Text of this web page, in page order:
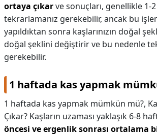
ortaya çıkarve sonuçları, genellikle 1-
tekrarlamanız gerekebilir, ancak bu
yapıldıktan sonra kaşlarınızın doğal
doğal şeklini değiştirir ve bu nedenle
gerekebilir.
1 haftada kas yapmak
1 haftada kas yapmak mümkün mü?,
Çıkar? Kaşların uzaması yaklaşık 6-8
öncesi ve ergenlik sonrası ortalama